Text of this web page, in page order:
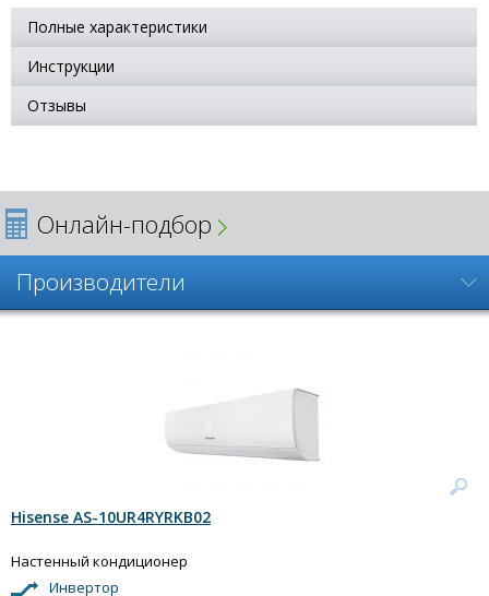
Полные характеристики
Инструкции
Отзывы
Онлайн-подбор
Производители
Hisense AS-10UR4RYRKB02
Настенный кондиционер
Инвертор